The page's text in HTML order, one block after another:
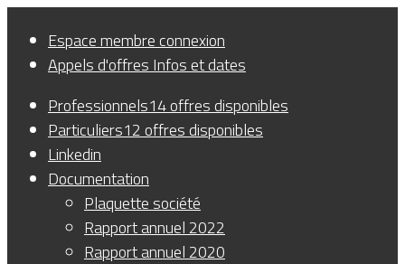
Espace membreconnexion
Appels d'offres Infos et dates
Professionnels14 offres disponibles
Particuliers12 offres disponibles
Linkedin
Documentation
Plaquette société
Rapport annuel 2022
Rapport annuel 2020
Panneau de gestion des cookies